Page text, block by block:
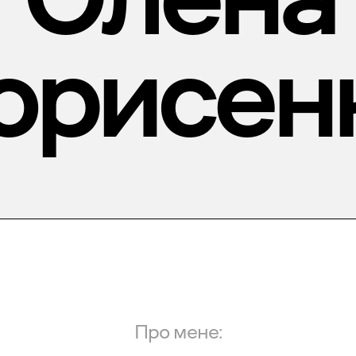
Про мене: